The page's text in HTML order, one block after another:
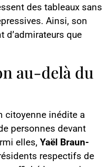
des tableaux sans
Ainsi, son
d’admirateurs que
au-delà du
citoyenne inédite a
personnes devant
elles, Yaël Braun-
respectifs de